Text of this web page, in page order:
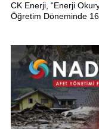
CK Enerji, “Enerji
Öğretim Döneminde